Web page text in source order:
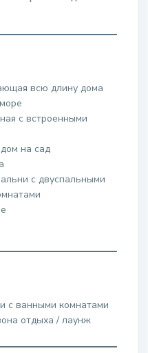
всю длину дома
с встроенными
на сад
с двуспальными
с ванными комнатами
отдыха / лаунж